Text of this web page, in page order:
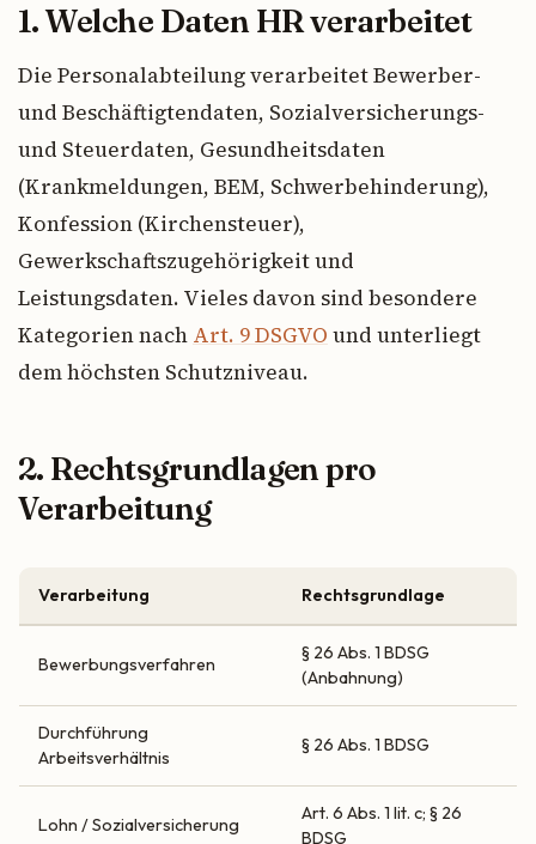
1. Welche Daten HR verarbeitet
Die Personalabteilung verarbeitet Bewerber-
und Beschäftigtendaten, Sozialversicherungs-
und Steuerdaten, Gesundheitsdaten
(Krankmeldungen, BEM, Schwerbehinderung),
Konfession (Kirchensteuer),
Gewerkschaftszugehörigkeit und
Leistungsdaten. Vieles davon sind besondere
Kategorien nach Art. 9 DSGVO und unterliegt
dem höchsten Schutzniveau.
2. Rechtsgrundlagen pro
Verarbeitung
Verarbeitung Rechtsgrundlage
Bewerbungsverfahren
§ 26 Abs. 1 BDSG
(Anbahnung)
Durchführung
Arbeitsverhältnis
§ 26 Abs. 1 BDSG
Lohn / Sozialversicherung
Art. 6 Abs. 1 lit. c; § 26
BDSG